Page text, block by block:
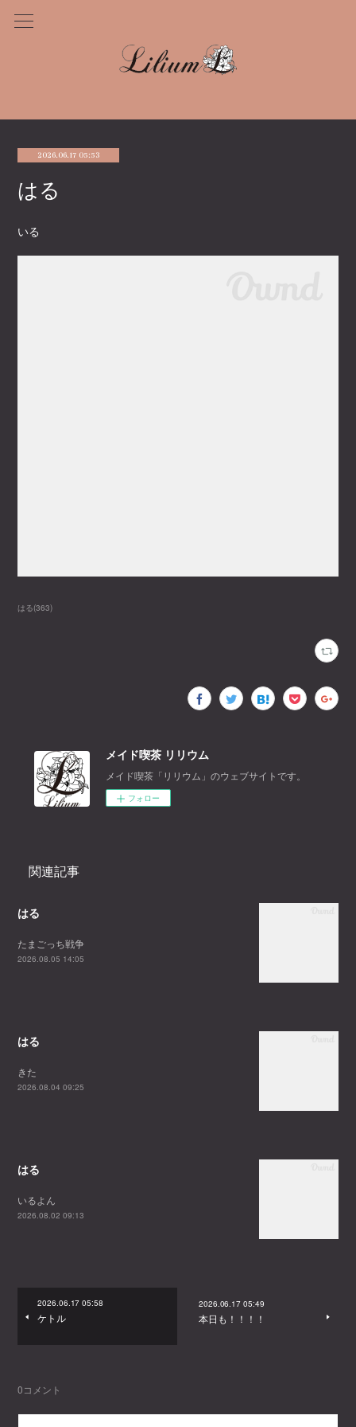
2026.06.17 05:53
はる
いる
はる(363)
メイド喫茶 リリウム
メイド喫茶「リリウム」のウェブサイトです。
フォロー
関連記事
はる
たまごっち戦争
2026.08.05 14:05
はる
きた
2026.08.04 09:25
はる
いるよん
2026.08.02 09:13
2026.06.17 05:58
ケトル
2026.06.17 05:49
本日も！！！！
0コメント